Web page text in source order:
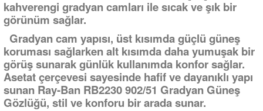
kahverengi gradyan camları ile sıcak ve şık bir
görünüm sağlar.
Gradyan cam yapısı, üst kısımda güçlü güneş
koruması sağlarken alt kısımda daha yumuşak bir
görüş sunarak günlük kullanımda konfor sağlar.
Asetat çerçevesi sayesinde hafif ve dayanıklı yapı
sunan Ray-Ban RB2230 902/51 Gradyan Güneş
Gözlüğü, stil ve konforu bir arada sunar.